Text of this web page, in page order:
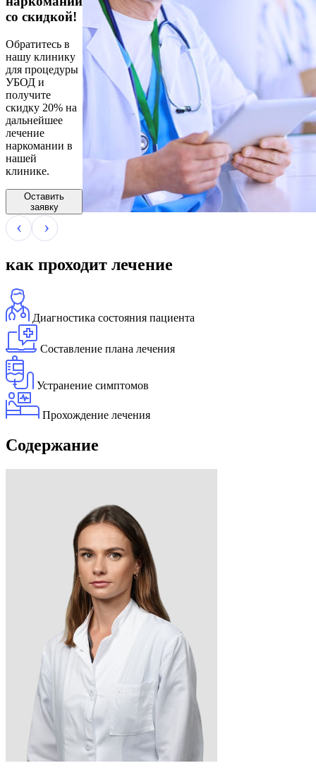
со скидкой!
Обратитесь в
нашу клинику
для процедуры
УБОД и
получите
скидку 20% на
дальнейшее
лечение
наркомании в
нашей
клинике.
Оставить
заявку
как проходит лечение
Диагностика состояния пациента
Составление плана лечения
Устранение симптомов
Прохождение лечения
Содержание